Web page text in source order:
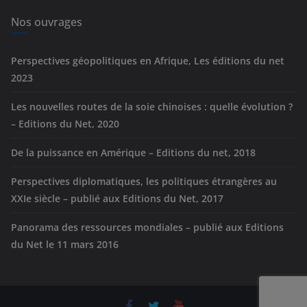
e
Nos ouvrages
Perspectives géopolitiques en Afrique, Les éditions du net
2023
Les nouvelles routes de la soie chinoises : quelle évolution ?
– Editions du Net, 2020
De la puissance en Amérique – Editions du net, 2018
Perspectives diplomatiques, les politiques étrangères au
XXIe siècle – publié aux Editions du Net, 2017
Panorama des ressources mondiales – publié aux Editions
du Net le 11 mars 2016